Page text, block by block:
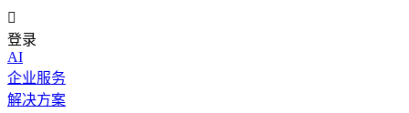

登录
AI
企业服务
解决方案